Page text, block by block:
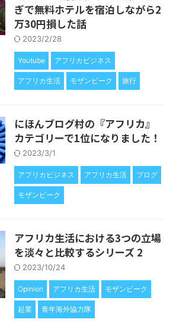
ぎで無料ホテルを宿泊しながら2
万30円損した話
2023/2/28
Youtube アフリカビジネス
アフリカ生活 モザンビーク 旅行
にほんブログ村の『アフリカ』
カテゴリーで1位になりました！
2023/3/1
アフリカビジネス アフリカ生活 ブログ
モザンビーク
アフリカ生活における3つの立場
を淡々と比較するシリーズ 2
2023/10/24
Opinion アフリカ生活 モザンビーク
起業 青年海外協力隊